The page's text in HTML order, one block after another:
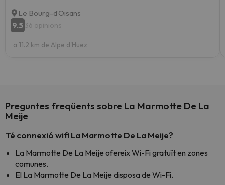
Le Bourg-dʼOisans
9.5 36 opinions
a 11.2 km de Alpe d'Huez
Preguntes freqüents sobre La Marmotte De La
Meije
Té connexió wifi La Marmotte De La Meije?
La Marmotte De La Meije ofereix Wi-Fi gratuït en zones
comunes.
El La Marmotte De La Meije disposa de Wi-Fi.